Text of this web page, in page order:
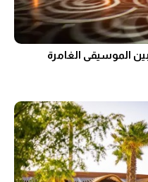
الموسيقى الغامرة